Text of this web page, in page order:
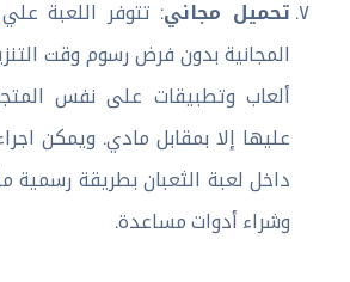
تحميل مجاني: تتوفر اللعبة علي
المجانية بدون فرض رسوم وقت
ألعاب وتطبيقات على نفس
عليها إلا بمقابل مادي. ويمكن
داخل لعبة الثعبان بطريقة رسمية
وشراء أدوات مساعدة.